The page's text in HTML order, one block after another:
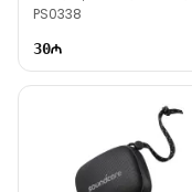
или написать на наш
Благодарим вас за
PS0338
30